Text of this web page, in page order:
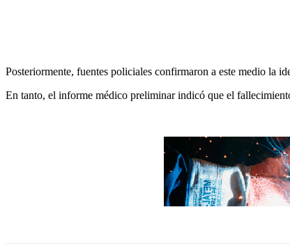
Posteriormente, fuentes policiales confirmaron a este medio la
En tanto, el informe médico preliminar indicó que el